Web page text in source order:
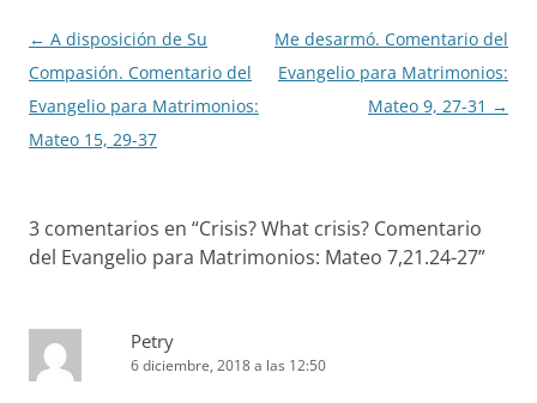
Navegación
de
entradas
← A disposición de Su
Compasión. Comentario del
Evangelio para Matrimonios:
Mateo 15, 29-37
Me desarmó. Comentario del
Evangelio para Matrimonios:
Mateo 9, 27-31 →
3 comentarios en “Crisis? What crisis? Comentario
del Evangelio para Matrimonios: Mateo 7,21.24-27”
Petry
6 diciembre, 2018 a las 12:50